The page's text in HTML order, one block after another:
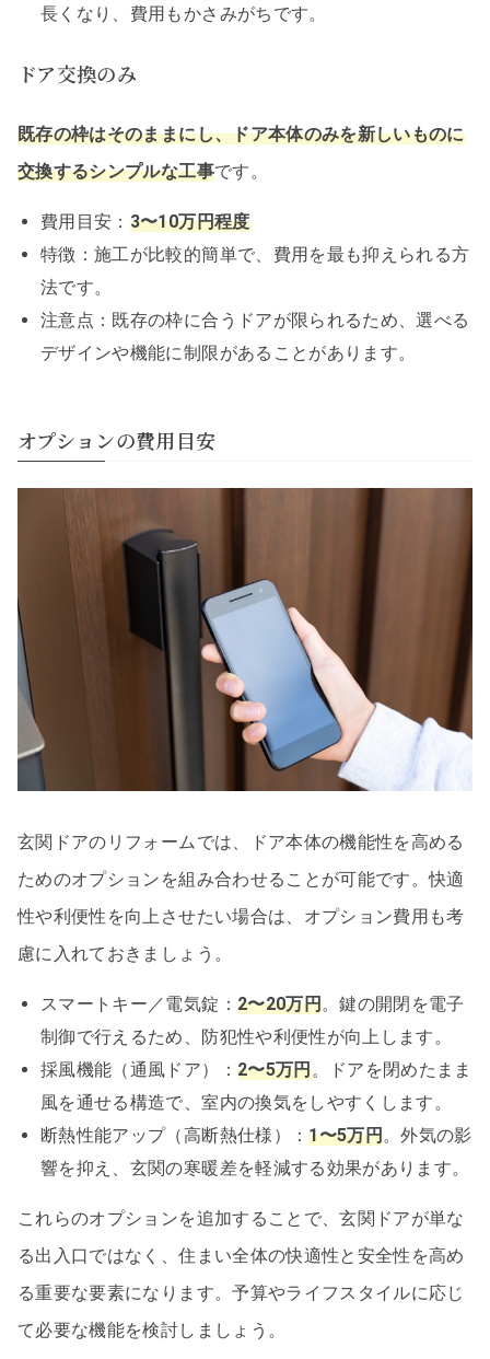
長くなり、費用もかさみがちです。
ドア交換のみ
既存の枠はそのままにし、ドア本体のみを新しいものに
交換するシンプルな工事です。
費用目安： 3〜10万円程度
特徴：施工が比較的簡単で、費用を最も抑えられる方
法です。
注意点：既存の枠に合うドアが限られるため、選べる
デザインや機能に制限があることがあります。
オプションの費用目安
玄関ドアのリフォームでは、ドア本体の機能性を高める
ためのオプションを組み合わせることが可能です。快適
性や利便性を向上させたい場合は、オプション費用も考
慮に入れておきましょう。
スマートキー／電気錠： 2〜20万円。鍵の開閉を電子
制御で行えるため、防犯性や利便性が向上します。
採風機能（通風ドア）： 2〜5万円。ドアを閉めたまま
風を通せる構造で、室内の換気をしやすくします。
断熱性能アップ（高断熱仕様）：1〜5万円。外気の影
響を抑え、玄関の寒暖差を軽減する効果があります。
これらのオプションを追加することで、玄関ドアが単な
る出入口ではなく、住まい全体の快適性と安全性を高め
る重要な要素になります。予算やライフスタイルに応じ
て必要な機能を検討しましょう。